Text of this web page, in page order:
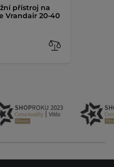
přístroj na
Vrandair 20-40